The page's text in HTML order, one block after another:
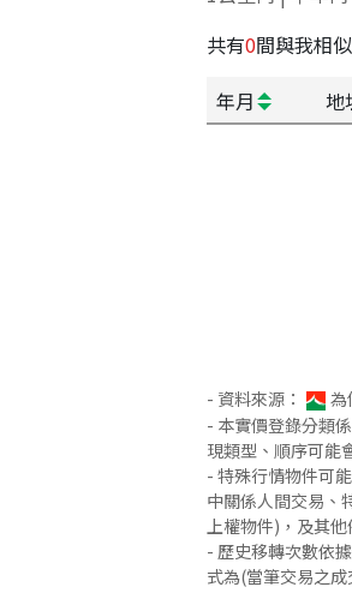
共有0間與我相
年月
地
- 資料來源： 為
- 本實價登錄分類
現類型、順序可能
- 特殊行情物件可
中關係人間交易、
上權物件)，及其
- 歷史移轉次數依
式為(當筆交易之